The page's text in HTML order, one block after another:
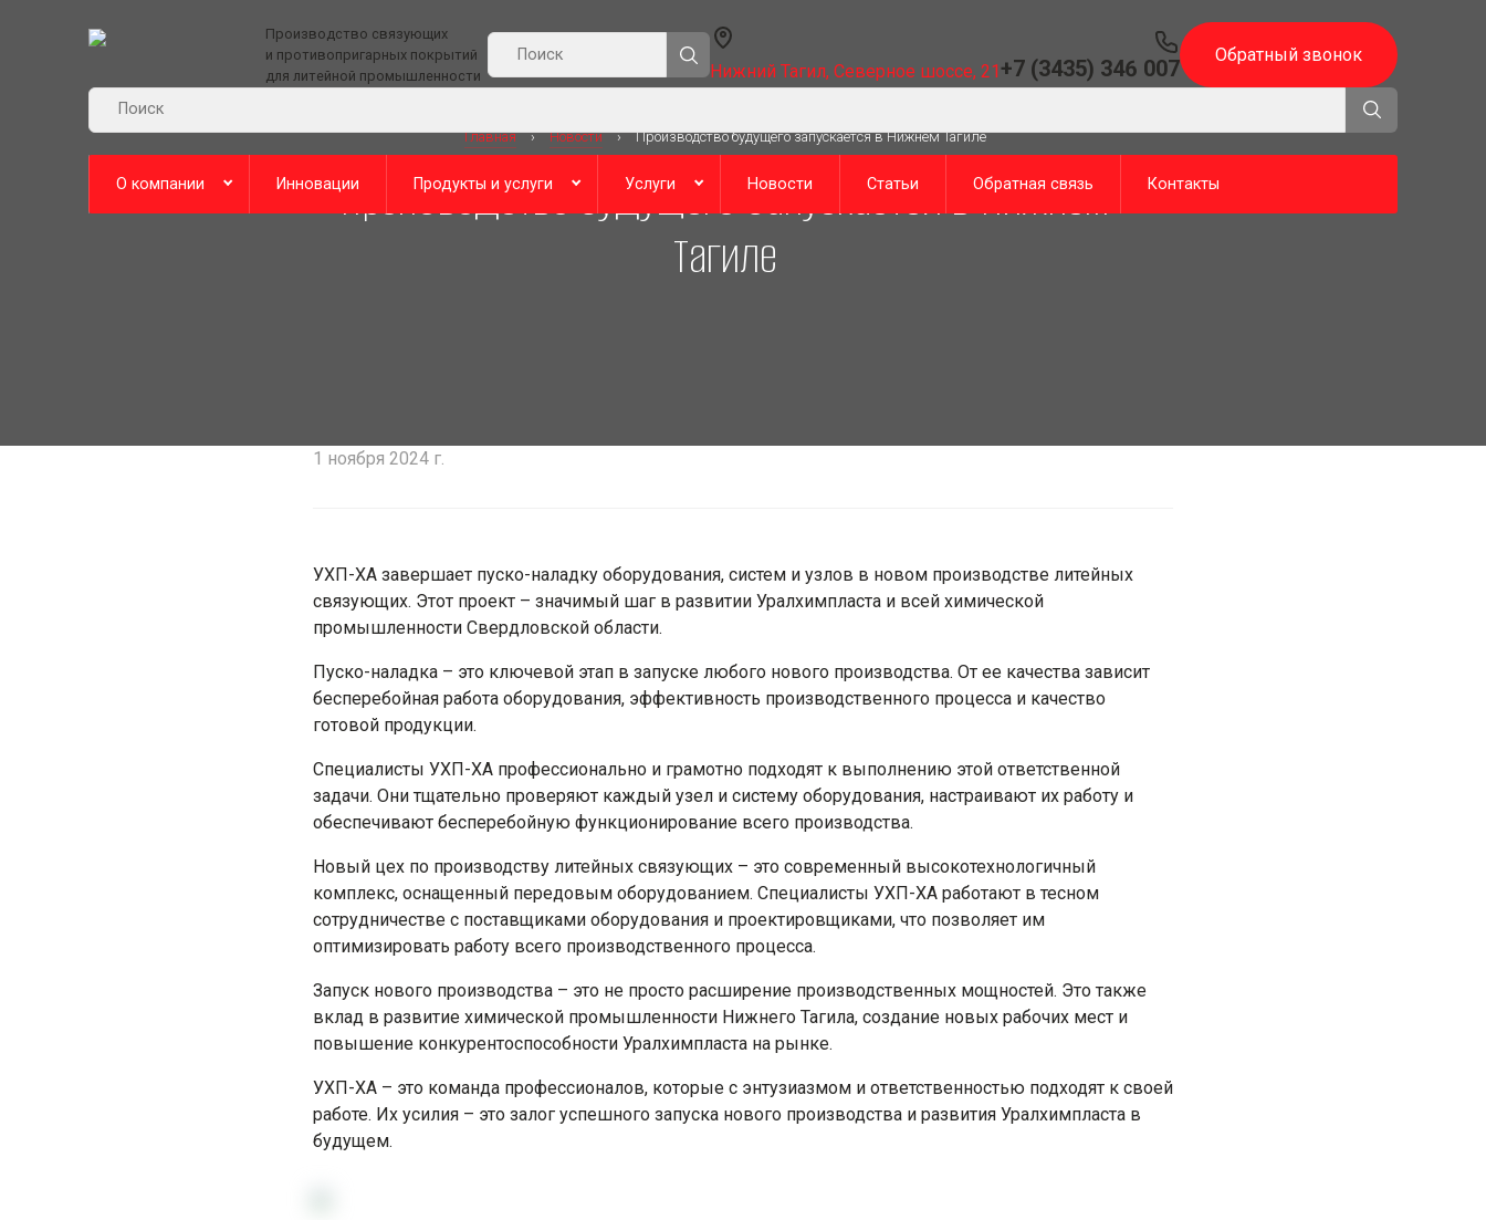
Производство связующих
и противопригарных покрытий
для литейной промышленности
Нижний Тагил, Северное шоссе, 21+7 (3435) 346 007 Обратный звонок
О компании Инновации Продукты и услуги Услуги Новости Статьи Обратная связь Контакты
Жидкое стекло — сложный эфир
Главная › Новости › Производство будущего запускается в Нижнем Тагиле
Производство будущего запускается в Нижнем
Тагиле
1 ноября 2024 г.
УХП-ХА завершает пуско-наладку оборудования, систем и узлов в новом производстве литейных
связующих. Этот проект – значимый шаг в развитии Уралхимпласта и всей химической
промышленности Свердловской области.
Пуско-наладка – это ключевой этап в запуске любого нового производства. От ее качества зависит
бесперебойная работа оборудования, эффективность производственного процесса и качество
готовой продукции.
Специалисты УХП-ХА профессионально и грамотно подходят к выполнению этой ответственной
задачи. Они тщательно проверяют каждый узел и систему оборудования, настраивают их работу и
обеспечивают бесперебойную функционирование всего производства.
Новый цех по производству литейных связующих – это современный высокотехнологичный
комплекс, оснащенный передовым оборудованием. Специалисты УХП-ХА работают в тесном
сотрудничестве с поставщиками оборудования и проектировщиками, что позволяет им
оптимизировать работу всего производственного процесса.
Запуск нового производства – это не просто расширение производственных мощностей. Это также
вклад в развитие химической промышленности Нижнего Тагила, создание новых рабочих мест и
повышение конкурентоспособности Уралхимпласта на рынке.
УХП-ХА – это команда профессионалов, которые с энтузиазмом и ответственностью подходят к своей
работе. Их усилия – это залог успешного запуска нового производства и развития Уралхимпласта в
будущем.